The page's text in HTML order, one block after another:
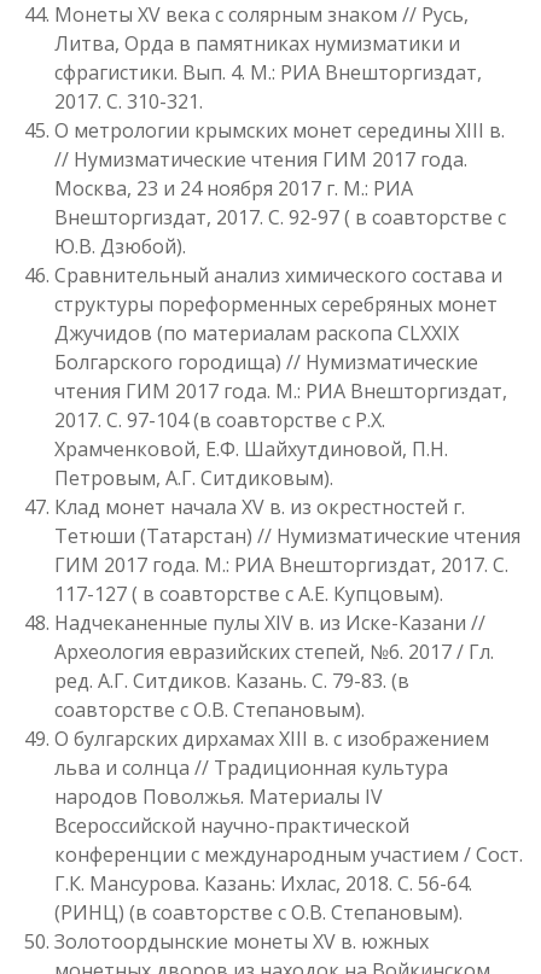
Монеты XV века с солярным знаком // Русь,
Литва, Орда в памятниках нумизматики и
сфрагистики. Вып. 4. М.: РИА Внешторгиздат,
2017. С. 310-321.
О метрологии крымских монет середины XIII в.
// Нумизматические чтения ГИМ 2017 года.
Москва, 23 и 24 ноября 2017 г. М.: РИА
Внешторгиздат, 2017. С. 92-97 ( в соавторстве с
Ю.В. Дзюбой).
Сравнительный анализ химического состава и
структуры пореформенных серебряных монет
Джучидов (по материалам раскопа CLXXIX
Болгарского городища) // Нумизматические
чтения ГИМ 2017 года. М.: РИА Внешторгиздат,
2017. С. 97-104 (в соавторстве с Р.Х.
Храмченковой, Е.Ф. Шайхутдиновой, П.Н.
Петровым, А.Г. Ситдиковым).
Клад монет начала XV в. из окрестностей г.
Тетюши (Татарстан) // Нумизматические чтения
ГИМ 2017 года. М.: РИА Внешторгиздат, 2017. С.
117-127 ( в соавторстве с А.Е. Купцовым).
Надчеканенные пулы XIV в. из Иске-Казани //
Археология евразийских степей, №6. 2017 / Гл.
ред. А.Г. Ситдиков. Казань. С. 79-83. (в
соавторстве с О.В. Степановым).
О булгарских дирхамах XIII в. с изображением
льва и солнца // Традиционная культура
народов Поволжья. Материалы IV
Всероссийской научно-практической
конференции с международным участием / Сост.
Г.К. Мансурова. Казань: Ихлас, 2018. С. 56-64.
(РИНЦ) (в соавторстве с О.В. Степановым).
Золотоордынские монеты XV в. южных